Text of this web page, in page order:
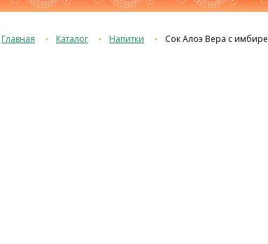
Главная Каталог Напитки Сок Алоэ Вера с